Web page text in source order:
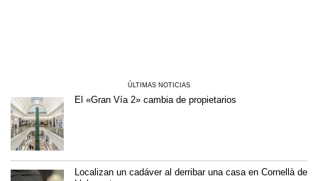
ÚLTIMAS NOTICIAS
El «Gran Vía 2» cambia de propietarios
Localizan un cadáver al derribar una casa en Cornellà de